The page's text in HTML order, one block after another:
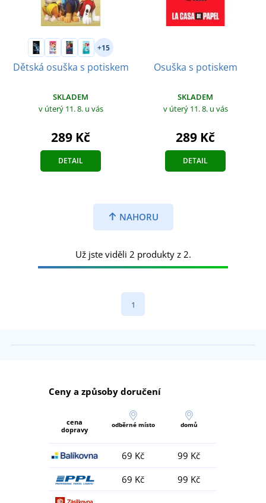
+15
Dětská osuška s potiskem
SKLADEM
v úterý 11. 8. u vás
289 Kč
DETAIL
Osuška s potiskem
SKLADEM
v úterý 11. 8. u vás
289 Kč
DETAIL
NAHORU
Už jste viděli 2 produkty z 2.
1
Ceny a způsoby doručení
cena
dopravy
odběrné místo domů
69 Kč
99 Kč
69 Kč
99 Kč